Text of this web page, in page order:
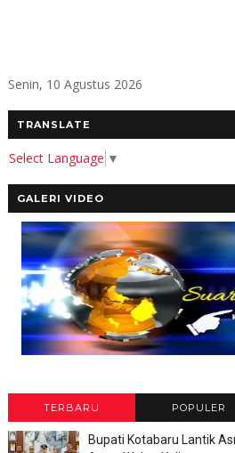
Senin, 10 Agustus 2026
TRANSLATE
Select Language ▼
GALERI VIDEO
TERBARU POPULER
Bupati Kotabaru Lantik